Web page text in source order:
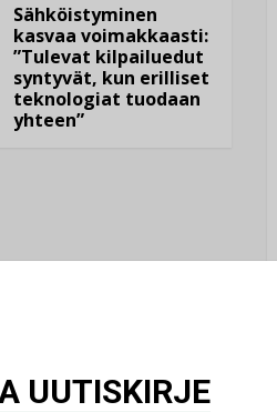
Sähköistyminen
kasvaa voimakkaasti:
”Tulevat kilpailuedut
syntyvät, kun erilliset
teknologiat tuodaan
yhteen”
UUTISKIRJE